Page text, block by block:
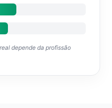
depende da profissão